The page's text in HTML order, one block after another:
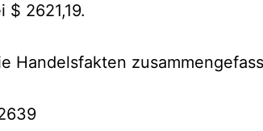
$ 2621,19.
Handelsfakten